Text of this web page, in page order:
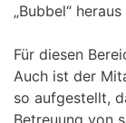
„Bubbel“
Für diesen
Auch ist der
so aufgestellt,
Betreuung von